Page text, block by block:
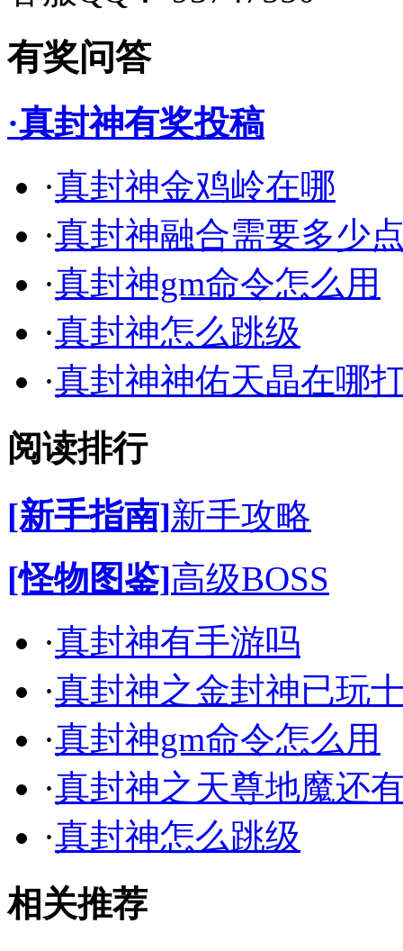
有奖问答
·真封神有奖投稿
·真封神金鸡岭在哪
·真封神融合需要多少
·真封神gm命令怎么用
·真封神怎么跳级
·真封神神佑天晶在哪
阅读排行
[新手指南]新手攻略
[怪物图鉴]高级BOSS
·真封神有手游吗
·真封神之金封神已玩
·真封神gm命令怎么用
·真封神之天尊地魔还
·真封神怎么跳级
相关推荐